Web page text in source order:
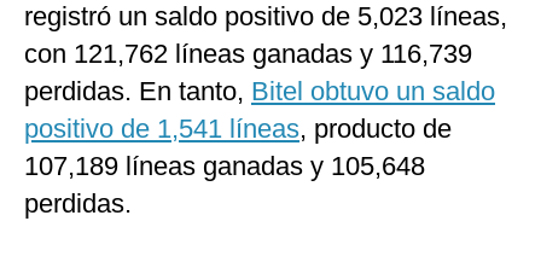
registró un saldo positivo de 5,023 líneas,
con 121,762 líneas ganadas y 116,739
perdidas. En tanto, Bitel obtuvo un saldo
positivo de 1,541 líneas, producto de
107,189 líneas ganadas y 105,648
perdidas.